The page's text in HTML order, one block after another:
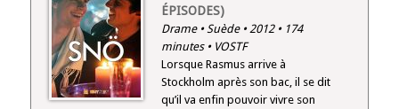
ÉPISODES)
Drame • Suède • 2012 • 174
minutes • VOSTF
Lorsque Rasmus arrive à
Stockholm après son bac, il se dit
qu’il va enfin pouvoir vivre son